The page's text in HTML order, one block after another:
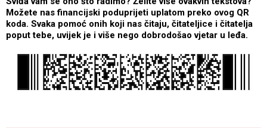
Možete nas financijski poduprijeti uplatom preko ovog QR
koda. Svaka pomoć onih koji nas čitaju, čitateljice i čitatelja
poput tebe, uvijek je i više nego dobrodošao vjetar u leđa.